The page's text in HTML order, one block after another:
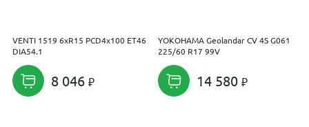
VENTI 1519 6xR15 PCD4x100 ET46
DIA54.1
8 046
YOKOHAMA Geolandar CV 4S G061
225/60 R17 99V
14 580